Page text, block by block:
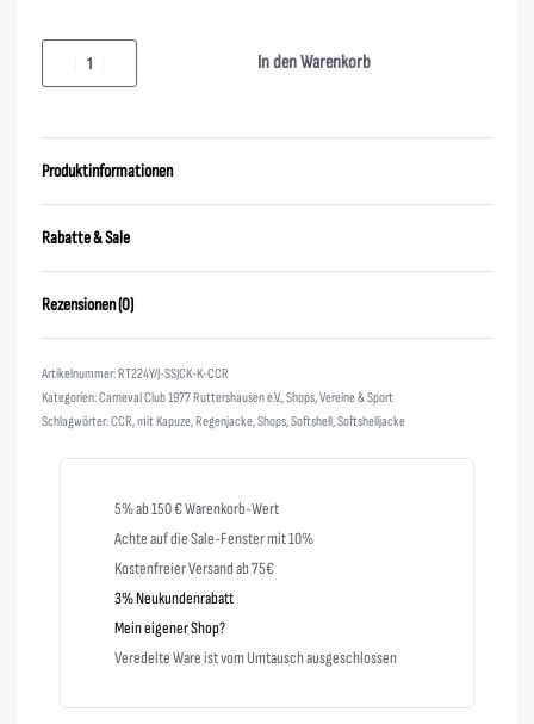
In den Warenkorb
Produktinformationen
Rabatte & Sale
Rezensionen (0)
RT224Y/J-SSJCK-K-CCR
Kategorien:Carneval Club 1977 Ruttershausen e.V.,Shops,Vereine & Sport
Schlagwörter:CCR,mit Kapuze,Regenjacke,Shops,Softshell,Softshelljacke
5% ab 150 € Warenkorb-Wert
Achte auf die Sale-Fenster mit 10%
Kostenfreier Versand ab 75€
3% Neukundenrabatt
Mein eigener Shop?
Veredelte Ware ist vom Umtausch ausgeschlossen